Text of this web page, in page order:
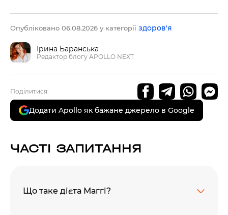
Опубліковано 06.08.2026 у категорії здоров'я
Ірина Баранська
Редактор блогу APOLLO NEXT
Поділитися:
Додати Apollo як бажане джерело в Google
ЧАСТІ ЗАПИТАННЯ
Що таке дієта Маггі?